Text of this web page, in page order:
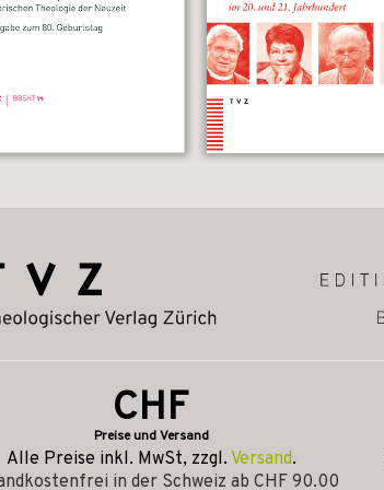
CHF
Preise und Versand
Alle Preise inkl. MwSt, zzgl. Versand.
in der Schweiz ab CHF 90.00